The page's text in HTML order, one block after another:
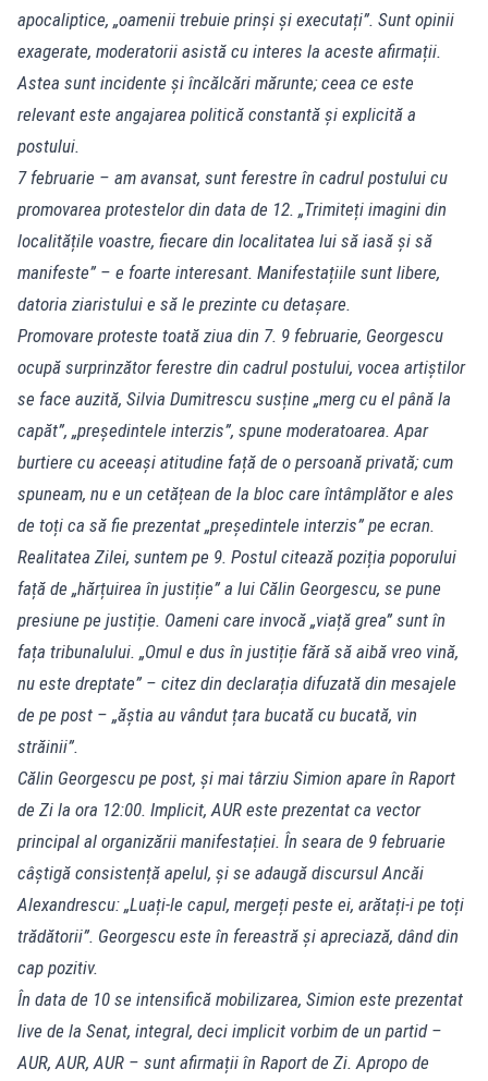
apocaliptice, „oamenii trebuie prinși și executați”. Sunt opinii
exagerate, moderatorii asistă cu interes la aceste afirmații.
Astea sunt incidente și încălcări mărunte; ceea ce este
relevant este angajarea politică constantă și explicită a
postului.
7 februarie – am avansat, sunt ferestre în cadrul postului cu
promovarea protestelor din data de 12. „Trimiteți imagini din
localitățile voastre, fiecare din localitatea lui să iasă și să
manifeste” – e foarte interesant. Manifestațiile sunt libere,
datoria ziaristului e să le prezinte cu detașare.
Promovare proteste toată ziua din 7. 9 februarie, Georgescu
ocupă surprinzător ferestre din cadrul postului, vocea artiștilor
se face auzită, Silvia Dumitrescu susține „merg cu el până la
capăt”, „președintele interzis”, spune moderatoarea. Apar
burtiere cu aceeași atitudine față de o persoană privată; cum
spuneam, nu e un cetățean de la bloc care întâmplător e ales
de toți ca să fie prezentat „președintele interzis” pe ecran.
Realitatea Zilei, suntem pe 9. Postul citează poziția poporului
față de „hărțuirea în justiție” a lui Călin Georgescu, se pune
presiune pe justiție. Oameni care invocă „viață grea” sunt în
fața tribunalului. „Omul e dus în justiție fără să aibă vreo vină,
nu este dreptate” – citez din declarația difuzată din mesajele
de pe post – „ăștia au vândut țara bucată cu bucată, vin
străinii”.
Călin Georgescu pe post, și mai târziu Simion apare în Raport
de Zi la ora 12:00. Implicit, AUR este prezentat ca vector
principal al organizării manifestației. În seara de 9 februarie
câștigă consistență apelul, și se adaugă discursul Ancăi
Alexandrescu: „Luați-le capul, mergeți peste ei, arătați-i pe toți
trădătorii”. Georgescu este în fereastră și apreciază, dând din
cap pozitiv.
În data de 10 se intensifică mobilizarea, Simion este prezentat
live de la Senat, integral, deci implicit vorbim de un partid –
AUR, AUR, AUR – sunt afirmații în Raport de Zi. Apropo de